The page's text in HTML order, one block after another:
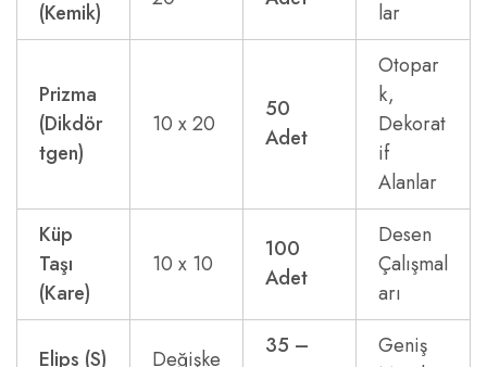
(Kemik)
lar
Prizma
(Dikdör
tgen)
10 x 20
50
Adet
Otopar
k,
Dekorat
if
Alanlar
Küp
Taşı
(Kare)
10 x 10
100
Adet
Desen
Çalışmal
arı
Elips (S) Değişke
35 –
Geniş